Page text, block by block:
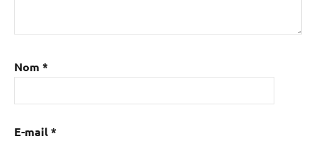
Nom *
E-mail*